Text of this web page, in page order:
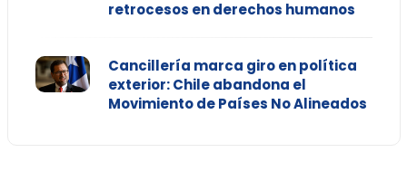
retrocesos en derechos humanos
Cancillería marca giro en política
exterior: Chile abandona el
Movimiento de Países No Alineados